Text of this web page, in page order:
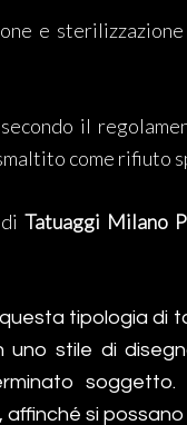
e
il
come rifiuto
Tatuaggi Milano
tipologia di
uno stile di
si